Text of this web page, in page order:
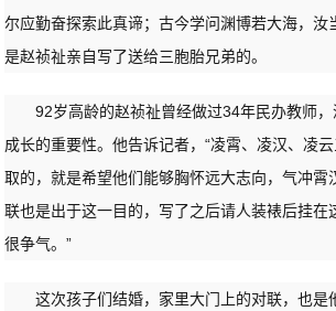
尔应勤奋探索此真谛；古今学问渊博若大海，汝
是赵祯祉亲自写了送给三胞胎兄弟的。
92岁高龄的赵祯祉曾经做过34年民办教师
成长的重要性。他告诉记者，“凌霄、凌汉、凌
取的，就是希望他们能够胸怀远大志向，气冲霄
联也是出于这一目的，写了之后请人装裱后挂在
很争气。”
这次孩子们结婚，家里大门上的对联，也是